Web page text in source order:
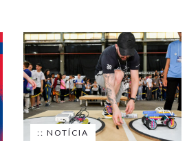
:: NOTÍCIA